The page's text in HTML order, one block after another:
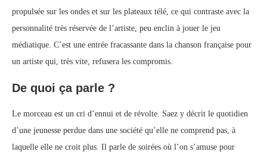
propulsée sur les ondes et sur les plateaux télé, ce qui contraste avec la
personnalité très réservée de l’artiste, peu enclin à jouer le jeu
médiatique. C’est une entrée fracassante dans la chanson française pour
un artiste qui, très vite, refusera les compromis.
De quoi ça parle ?
Le morceau est un cri d’ennui et de révolte. Saez y décrit le quotidien
d’une jeunesse perdue dans une société qu’elle ne comprend pas, à
laquelle elle ne croit plus. Il parle de soirées où l’on s’amuse pour